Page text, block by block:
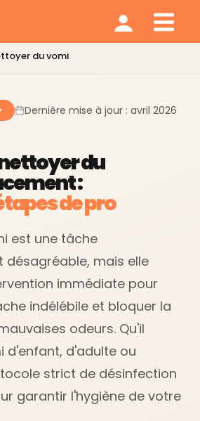
du vomi
Dernière mise à jour : avril 2026
du
:
de pro
est une tâche
désagréable, mais elle
immédiate pour
indélébile et bloquer la
odeurs. Qu'il
d'enfant, d'adulte ou
strict de désinfection
garantir l'hygiène de votre